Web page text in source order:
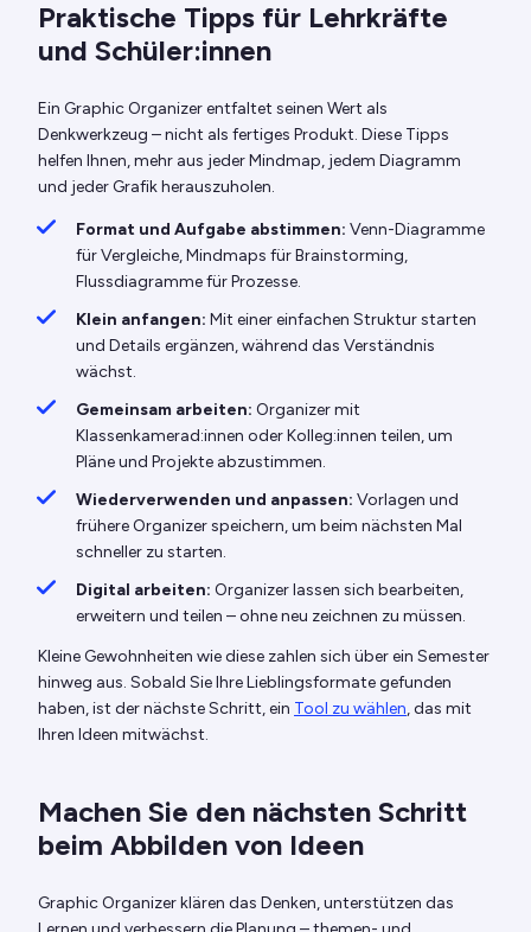
Praktische Tipps für Lehrkräfte
und Schüler:innen
Ein Graphic Organizer entfaltet seinen Wert als
Denkwerkzeug – nicht als fertiges Produkt. Diese Tipps
helfen Ihnen, mehr aus jeder Mindmap, jedem Diagramm
und jeder Grafik herauszuholen.
Format und Aufgabe abstimmen: Venn-Diagramme
für Vergleiche, Mindmaps für Brainstorming,
Flussdiagramme für Prozesse.
Klein anfangen: Mit einer einfachen Struktur starten
und Details ergänzen, während das Verständnis
wächst.
Gemeinsam arbeiten: Organizer mit
Klassenkamerad:innen oder Kolleg:innen teilen, um
Pläne und Projekte abzustimmen.
Wiederverwenden und anpassen: Vorlagen und
frühere Organizer speichern, um beim nächsten Mal
schneller zu starten.
Digital arbeiten: Organizer lassen sich bearbeiten,
erweitern und teilen – ohne neu zeichnen zu müssen.
Kleine Gewohnheiten wie diese zahlen sich über ein Semester
hinweg aus. Sobald Sie Ihre Lieblingsformate gefunden
haben, ist der nächste Schritt, ein Tool zu wählen, das mit
Ihren Ideen mitwächst.
Machen Sie den nächsten Schritt
beim Abbilden von Ideen
Graphic Organizer klären das Denken, unterstützen das